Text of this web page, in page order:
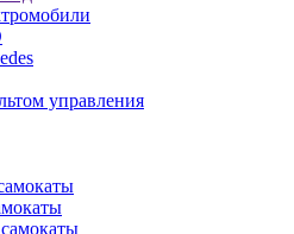
управления